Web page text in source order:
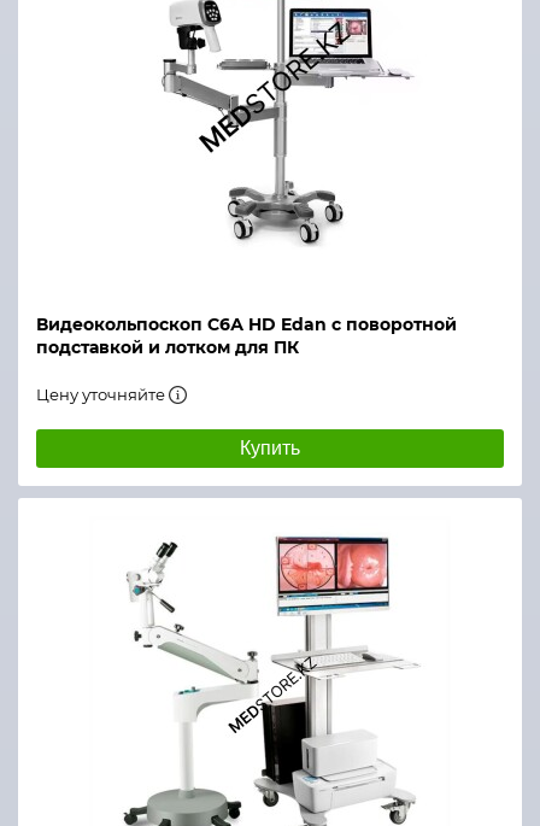
Видеокольпоскоп С6А HD Edan с поворотной
подставкой и лотком для ПК
Цену уточняйте
Купить